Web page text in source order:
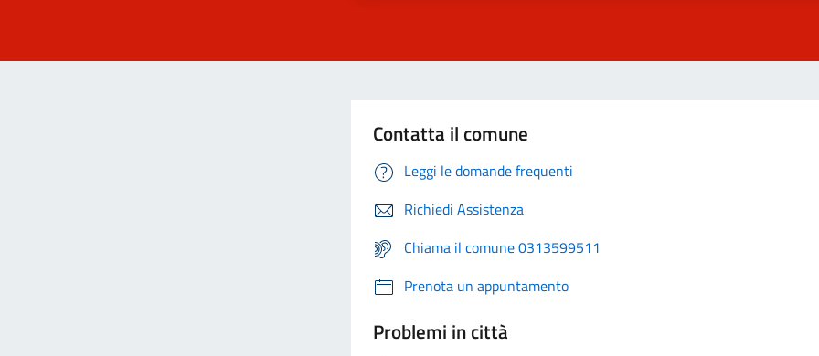
Contatta il comune
Leggi le domande frequenti
Richiedi Assistenza
Chiama il comune 0313599511
Prenota un appuntamento
Problemi in città